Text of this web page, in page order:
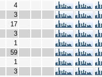
4
3
17
3
1
59
1
3